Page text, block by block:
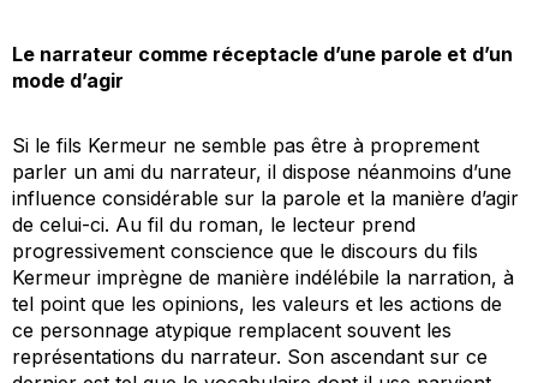
Le narrateur comme réceptacle d’une parole et d’un
mode d’agir
Si le fils Kermeur ne semble pas être à proprement
parler un ami du narrateur, il dispose néanmoins d’une
influence considérable sur la parole et la manière d’agir
de celui-ci. Au fil du roman, le lecteur prend
progressivement conscience que le discours du fils
Kermeur imprègne de manière indélébile la narration, à
tel point que les opinions, les valeurs et les actions de
ce personnage atypique remplacent souvent les
représentations du narrateur. Son ascendant sur ce